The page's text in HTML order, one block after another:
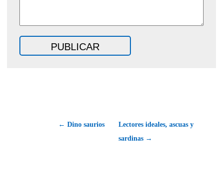
← Dino saurios
Lectores ideales, ascuas y
sardinas →